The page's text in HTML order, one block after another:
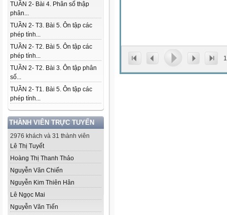
TUẦN 2- Bài 4. Phân số thập
phân...
TUẦN 2- T3. Bài 5. Ôn tập các
phép tính...
TUẦN 2- T2. Bài 5. Ôn tập các
phép tính...
TUẦN 2- T2. Bài 3. Ôn tập phân
số...
TUẦN 2- T1. Bài 5. Ôn tập các
phép tính...
THÀNH VIÊN TRỰC TUYẾN
2976 khách và 31 thành viên
Lê Thị Tuyết
Hoàng Thị Thanh Thảo
Nguyễn Văn Chiến
Nguyễn Kim Thiên Hân
Lê Ngọc Mai
Nguyễn Văn Tiến
1